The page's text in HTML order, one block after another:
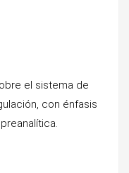
el sistema de
con énfasis